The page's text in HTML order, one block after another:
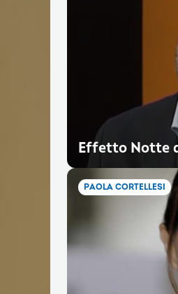
Effetto Notte
PAOLA CORTELLESI